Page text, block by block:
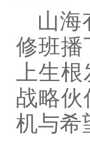
山海
修班播
上生
战略伙
机与希